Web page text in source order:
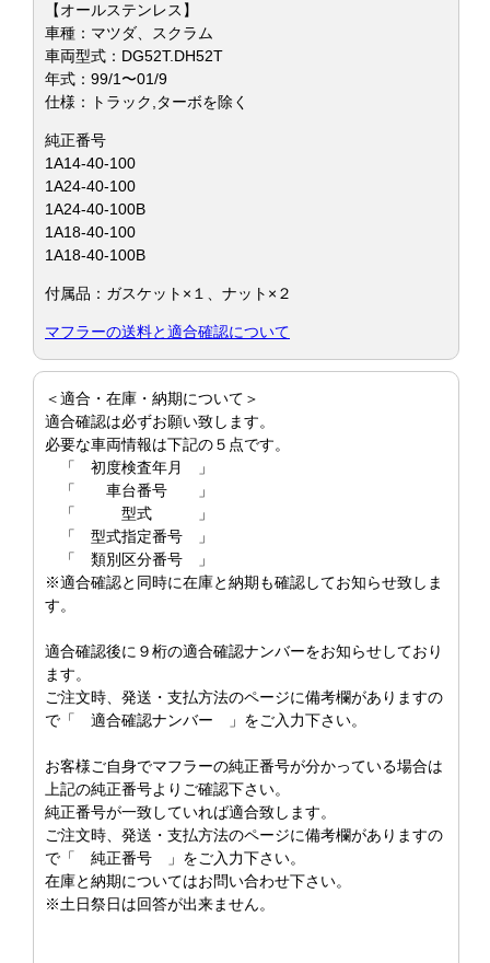
【オールステンレス】
車種：マツダ、スクラム
車両型式：DG52T.DH52T
年式：99/1〜01/9
仕様：トラック,ターボを除く
純正番号
1A14-40-100
1A24-40-100
1A24-40-100B
1A18-40-100
1A18-40-100B
付属品：ガスケット×１、ナット×２
マフラーの送料と適合確認について
＜適合・在庫・納期について＞
適合確認は必ずお願い致します。
必要な車両情報は下記の５点です。
「 初度検査年月 」
「 車台番号 」
「 型式 」
「 型式指定番号 」
「 類別区分番号 」
※適合確認と同時に在庫と納期も確認してお知らせ致しま
す。
適合確認後に９桁の適合確認ナンバーをお知らせしており
ます。
ご注文時、発送・支払方法のページに備考欄がありますの
で「 適合確認ナンバー 」をご入力下さい。
お客様ご自身でマフラーの純正番号が分かっている場合は
上記の純正番号よりご確認下さい。
純正番号が一致していれば適合致します。
ご注文時、発送・支払方法のページに備考欄がありますの
で「 純正番号 」をご入力下さい。
在庫と納期についてはお問い合わせ下さい。
※土日祭日は回答が出来ません。